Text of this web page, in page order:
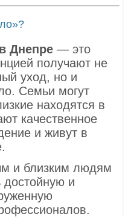
Днепре — это
получают не
уход, но и
Семьи могут
находятся в
качественное
и живут в
и близким людям
и